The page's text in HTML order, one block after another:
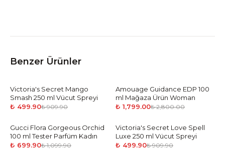
Benzer Ürünler
-45%
Victoria's Secret Mango
Smash 250 ml Vücut Spreyi
₺ 499.90₺ 909.90
-36%
Amouage Guidance EDP 100
ml Mağaza Ürün Woman
₺ 1,799.00₺ 2,800.00
-36 %
Gucci Flora Gorgeous Orchid
100 ml Tester Parfüm Kadın
₺ 699.90₺ 1,099.90
-45%
Victoria's Secret Love Spell
Luxe 250 ml Vücut Spreyi
₺ 499.90₺ 909.90